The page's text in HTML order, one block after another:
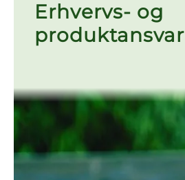
Erhvervs- og
produktansvar